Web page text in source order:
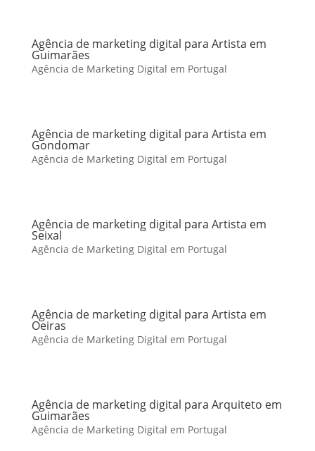
Agência de marketing digital para Artista em
Guimarães
Agência de Marketing Digital em Portugal
Agência de marketing digital para Artista em
Gondomar
Agência de Marketing Digital em Portugal
Agência de marketing digital para Artista em
Seixal
Agência de Marketing Digital em Portugal
Agência de marketing digital para Artista em
Oeiras
Agência de Marketing Digital em Portugal
Agência de marketing digital para Arquiteto em
Guimarães
Agência de Marketing Digital em Portugal